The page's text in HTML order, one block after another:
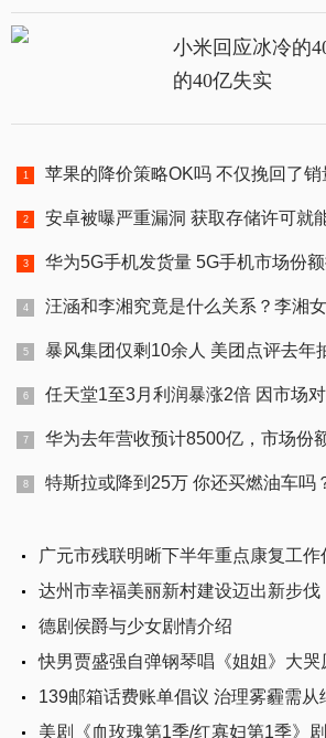
小米回应冰冷的
的40亿失实
苹果的降价策略OK吗 不仅挽回了
安卓被曝严重漏洞 获取存储许可就能
华为5G手机发货量 5G手机市场份
汪涵和李湘究竟是什么关系？李湘女儿王诗龄为
暴风集团仅剩10余人 美团点评去年
任天堂1至3月利润暴涨2倍 因市场
华为去年营收预计8500亿，市场份
特斯拉或降到25万 你还买燃油车吗
广元市残联明晰下半年重点康复工作
达州市幸福美丽新村建设迈出新步伐
德剧侯爵与少女剧情介绍
快男贾盛强自弹钢琴唱《姐姐》大哭原因是什
139邮箱话费账单倡议 治理雾霾需从
美剧《血玫瑰第1季/红寡妇第1季》